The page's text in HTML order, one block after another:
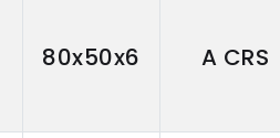
80x50x6 A CRS